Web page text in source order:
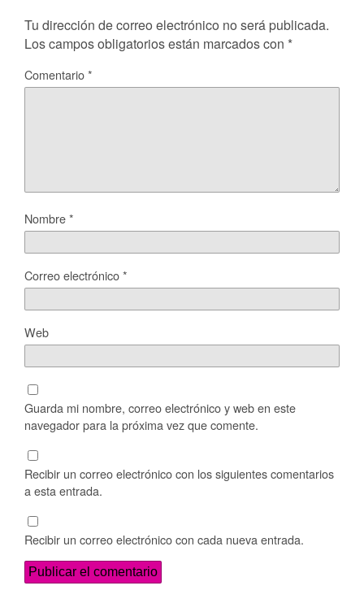
Tu dirección de correo electrónico no será publicada.
Los campos obligatorios están marcados con *
Comentario*
Nombre*
Correo electrónico*
Web
Guarda mi nombre, correo electrónico y web en este
navegador para la próxima vez que comente.
Recibir un correo electrónico con los siguientes comentarios
a esta entrada.
Recibir un correo electrónico con cada nueva entrada.